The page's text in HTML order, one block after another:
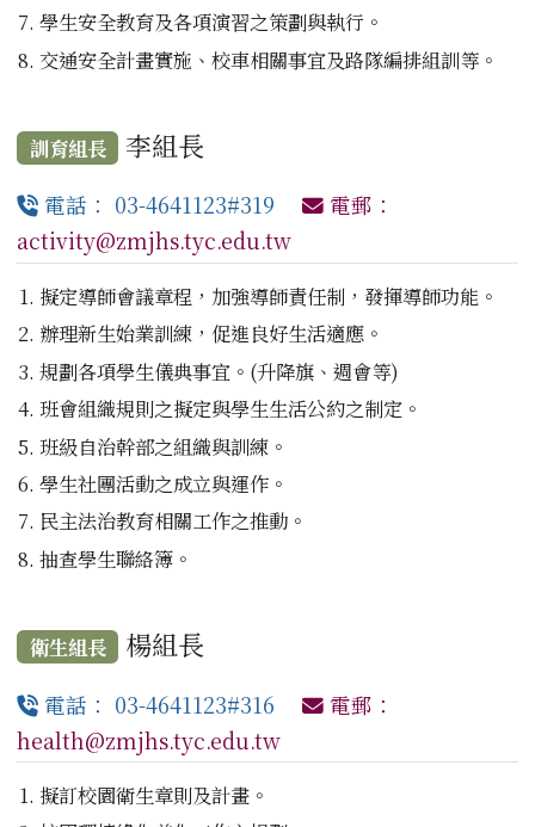
學生安全教育及各項演習之策劃與執行。
交通安全計畫實施、校車相關事宜及路隊編排組訓等。
訓育組長 李組長
電話： 03-4641123#319
電郵：
activity@zmjhs.tyc.edu.tw
擬定導師會議章程，加強導師責任制，發揮導師功能。
辦理新生始業訓練，促進良好生活適應。
規劃各項學生儀典事宜。(升降旗、週會等)
班會組織規則之擬定與學生生活公約之制定。
班級自治幹部之組織與訓練。
學生社團活動之成立與運作。
民主法治教育相關工作之推動。
抽查學生聯絡簿。
衛生組長 楊組長
電話： 03-4641123#316
電郵：
health@zmjhs.tyc.edu.tw
擬訂校園衛生章則及計畫。